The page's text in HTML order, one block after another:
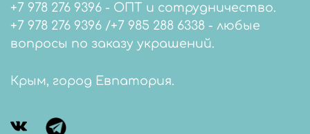
+7 978 276 9396 - ОПТ и сотрудничество.
+7 978 276 9396 /+7 985 288 6338 - любые
вопросы по заказу украшений.
Крым, город Евпатория.